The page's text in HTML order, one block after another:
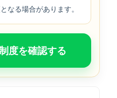
なる場合があります。
度を確認する